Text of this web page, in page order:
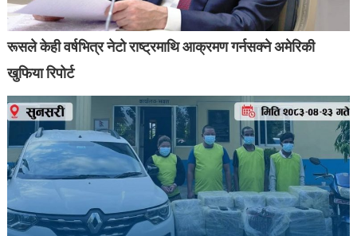
रूसले केही वर्षभित्र नेटो राष्ट्रमाथि आक्रमण गर्नसक्ने अमेरिकी
खुफिया रिपोर्ट